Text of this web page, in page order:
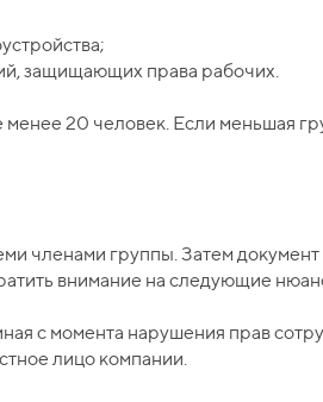
защищающих права рабочих.
20 человек. Если меньшая
членами группы. Затем
внимание на следующие
с момента нарушения прав
лицо компании.